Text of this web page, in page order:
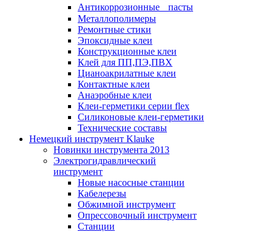
Антикоррозионные пасты
Металлополимеры
Ремонтные стики
Эпоксидные клеи
Конструкционные клеи
Клей для ПП,ПЭ,ПВХ
Цианоакрилатные клеи
Контактные клеи
Анаэробные клеи
Клеи-герметики серии flex
Силиконовые клеи-герметики
Технические составы
Немецкий инструмент Klauke
Новинки инструмента 2013
Электрогидравлический
инструмент
Новые насосные станции
Кабелерезы
Обжимной инструмент
Опрессовочный инструмент
Станции